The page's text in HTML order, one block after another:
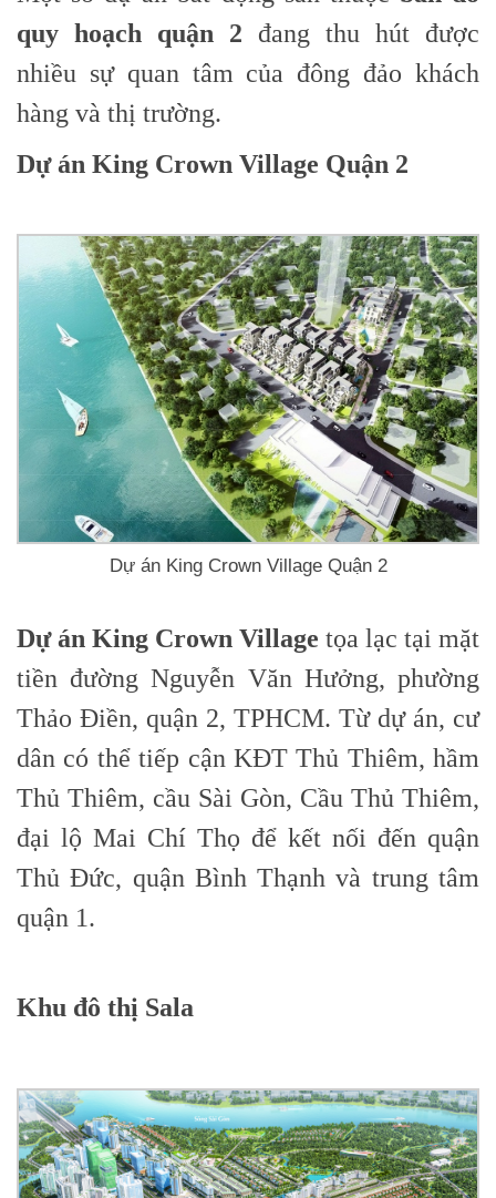
quy hoạch quận 2 đang thu hút được
nhiều sự quan tâm của đông đảo khách
hàng và thị trường.
Dự án King Crown Village Quận 2
Dự án King Crown Village Quận 2
Dự án King Crown Village tọa lạc tại mặt
tiền đường Nguyễn Văn Hưởng, phường
Thảo Điền, quận 2, TPHCM. Từ dự án, cư
dân có thể tiếp cận KĐT Thủ Thiêm, hầm
Thủ Thiêm, cầu Sài Gòn, Cầu Thủ Thiêm,
đại lộ Mai Chí Thọ để kết nối đến quận
Thủ Đức, quận Bình Thạnh và trung tâm
quận 1.
Khu đô thị Sala